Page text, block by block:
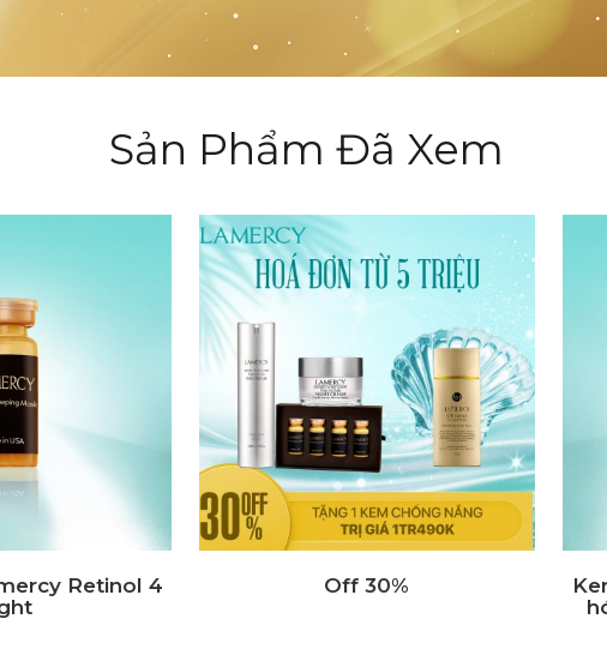
Sản Phẩm Đã Xem
hoa hồng dưỡng da mặt
lão hóa Lamercy Skin
Tinh chất dưỡng da mặt
nhăn Lamercy Anti –